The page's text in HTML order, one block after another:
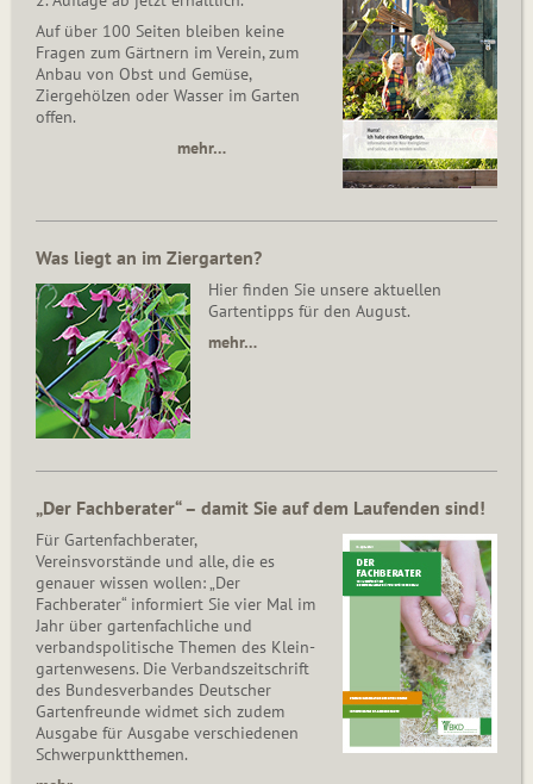
Auf über 100 Seiten bleiben keine
Fragen zum Gärtnern im Verein, zum
Anbau von Obst und Gemüse,
Ziergehölzen oder Wasser im Garten
offen.
mehr…
Was liegt an im Ziergarten?
Hier finden Sie unsere aktuellen
Gartentipps für den August.
mehr…
„Der Fachberater“ – damit Sie auf dem Laufenden sind!
Für Gartenfachberater,
Vereinsvorstände und alle, die es
genauer wissen wollen: „Der
Fachberater“ informiert Sie vier Mal im
Jahr über gartenfachliche und
verbandspolitische Themen des Klein­
gar­ten­wesens. Die Ver­bands­zeit­schrift
des Bun­des­ver­ban­des Deutscher
Gartenfreunde widmet sich zudem
Ausgabe für Ausgabe verschiedenen
Schwer­punkt­the­men.